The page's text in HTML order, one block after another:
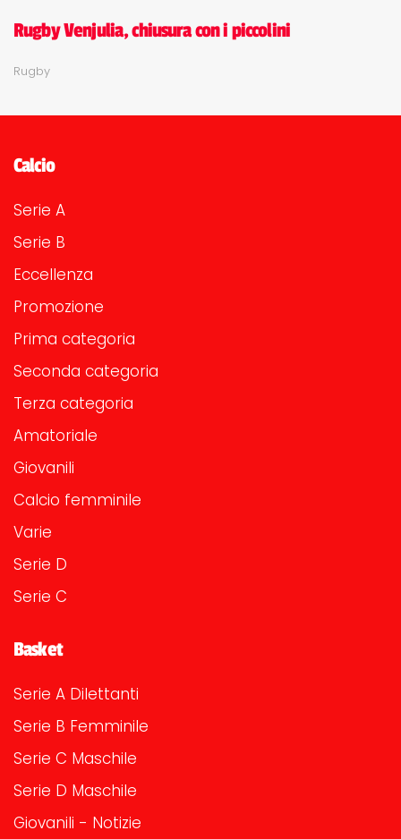
Rugby Venjulia, chiusura con i piccolini
Rugby
Calcio
Serie A
Serie B
Eccellenza
Promozione
Prima categoria
Seconda categoria
Terza categoria
Amatoriale
Giovanili
Calcio femminile
Varie
Serie D
Serie C
Basket
Serie A Dilettanti
Serie B Femminile
Serie C Maschile
Serie D Maschile
Giovanili - Notizie